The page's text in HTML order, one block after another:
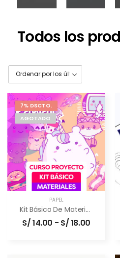
Todos los
7% DSCTO.
AGOTADO
PAPEL
Kit Básico De Materiales (Kawaii)
S/14.00 - S/18.00